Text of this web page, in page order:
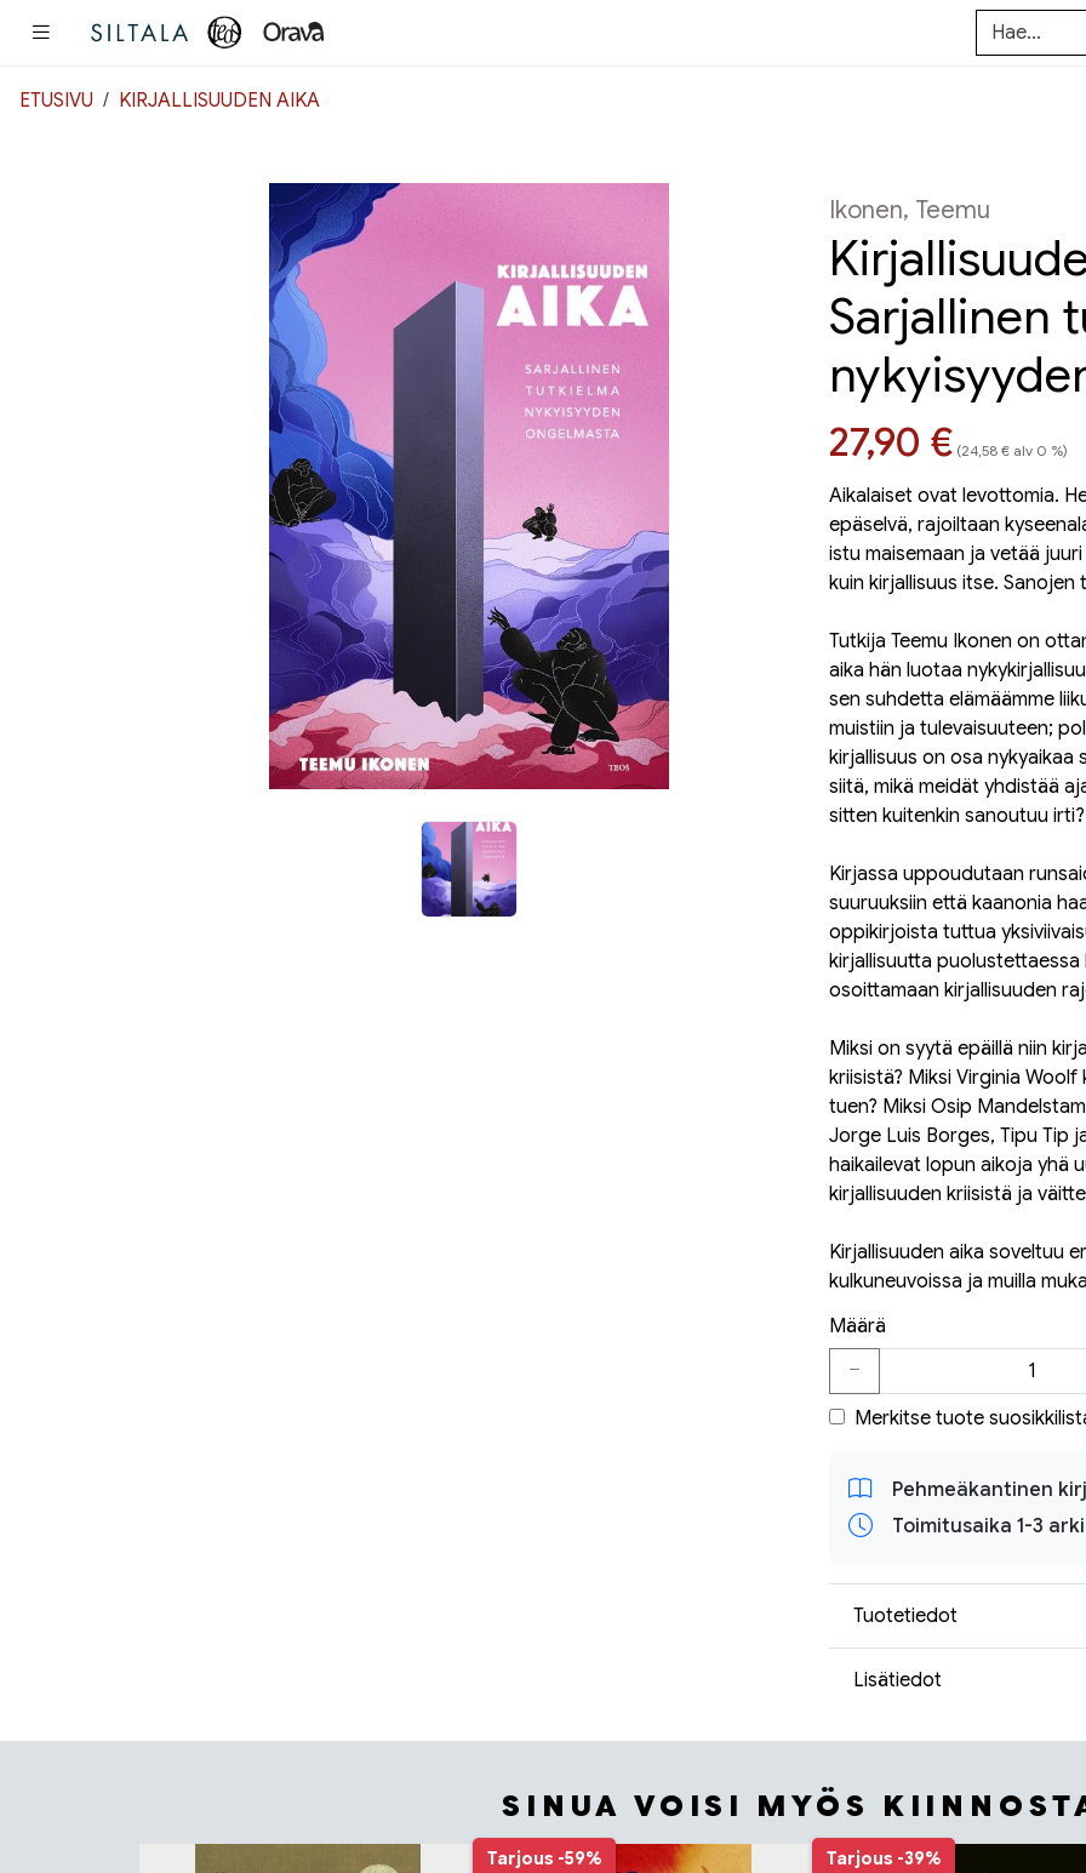
ETUSIVU KIRJALLISUUDEN AIKA
Ikonen, Teemu
Sarjallinen
Hinta nyt
27,90 € (24,58 € alv 0 %)
Aikalaiset ovat levottomia.
epäselvä, rajoiltaan
istu maisemaan ja vetää
kuin kirjallisuus itse. Sanojen
Tutkija Teemu Ikonen on
aika hän luotaa
sen suhdetta elämäämme
muistiin ja tulevaisuuteen;
kirjallisuus on osa nykyaikaa
siitä, mikä meidät yhdistää
sitten kuitenkin sanoutuu irti?
Kirjassa uppoudutaan
suuruuksiin että kaanonia
oppikirjoista tuttua
kirjallisuutta
osoittamaan kirjallisuuden
Miksi on syytä epäillä niin
kriisistä? Miksi Virginia
tuen? Miksi Osip
Jorge Luis Borges, Tipu Tip
haikailevat lopun aikoja yhä
kirjallisuuden kriisistä ja
Kirjallisuuden aika soveltuu
kulkuneuvoissa ja muilla
Määrä
Merkitse tuote
Pehmeäkantinen
Toimitusaika 1-3
Tuotetiedot
Lisätiedot
SINUA VOISI MYÖS
Tuoteluettelon alku Tarjous -59% Tarjous -39%